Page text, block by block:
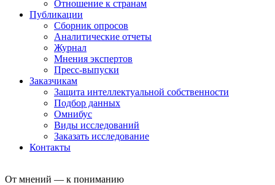
Отношение к странам
Публикации
Сборник опросов
Аналитические отчеты
Журнал
Мнения экспертов
Пресс-выпуски
Заказчикам
Защита интеллектуальной собственности
Подбор данных
Омнибус
Виды исследований
Заказать исследование
Контакты
От мнений — к пониманию